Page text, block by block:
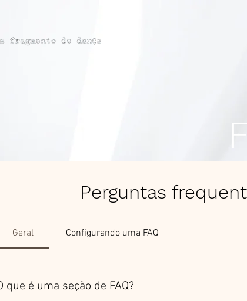
Perguntas
Geral Configurando uma FAQ
que é uma seção de FAQ?